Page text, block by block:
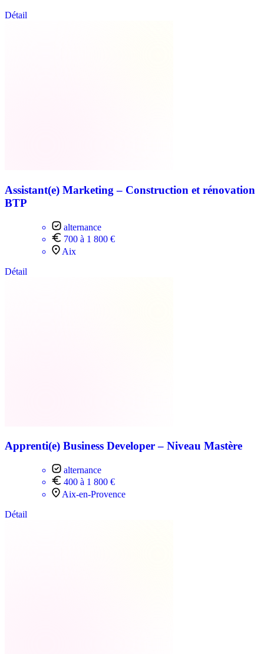
Détail
Assistant(e) Marketing – Construction et rénovation
BTP
alternance
700 à 1 800 €
Aix
Détail
Apprenti(e) Business Developer – Niveau Mastère
alternance
400 à 1 800 €
Aix-en-Provence
Détail